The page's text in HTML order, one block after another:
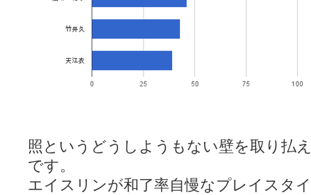
照というどうしようもない壁を取り払
です。
エイスリンが和了率自慢なプレイスタ